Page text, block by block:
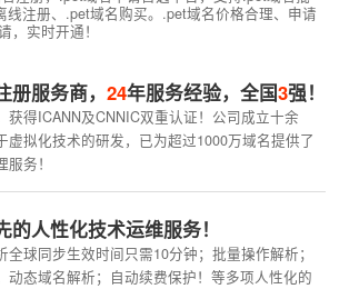
线注册、.pet域名购买。.pet域名价格合理、申请
，实时开通！
册服务商， 24年服务经验，全国3强！
获得ICANN及CNNIC双重认证！公司成立十余
虚拟化技术的研发，已为超过1000万域名提供了
务！
的人性化技术运维服务！
全球同步生效时间只需10分钟；批量操作解析；
动态域名解析；自动续费保护！等多项人性化的